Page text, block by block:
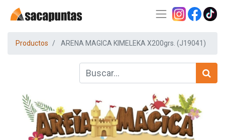
Productos ARENA MAGICA KIMELEKA X200grs. (J19041)